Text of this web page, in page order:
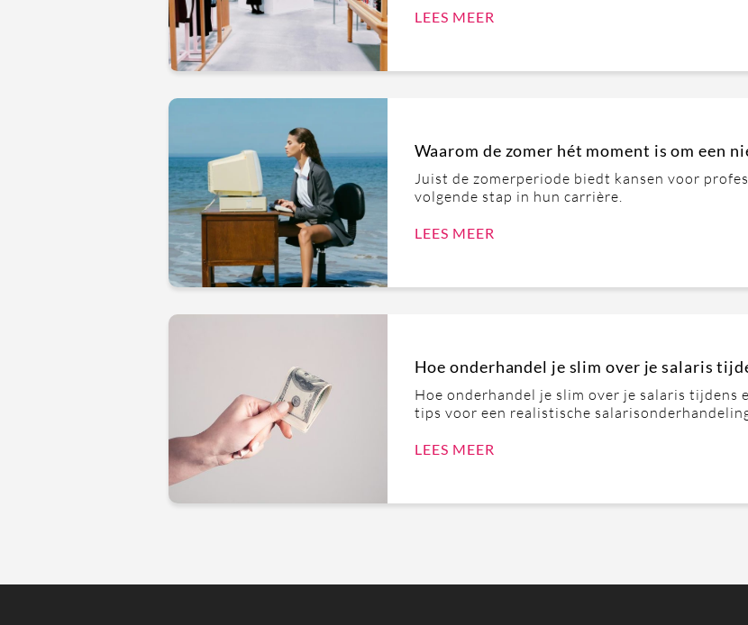
LEES MEER
Waarom de zomer hét moment is om een
Juist de zomerperiode biedt kansen voor
volgende stap in hun carrière.
LEES MEER
Hoe onderhandel je slim over je salaris
Hoe onderhandel je slim over je salaris tijdens
tips voor een realistische
LEES MEER